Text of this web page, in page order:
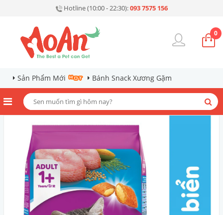
Hotline (10:00 - 22:30):093 7575 156
0
Sản Phẩm Mới Bánh Snack Xương Gặm